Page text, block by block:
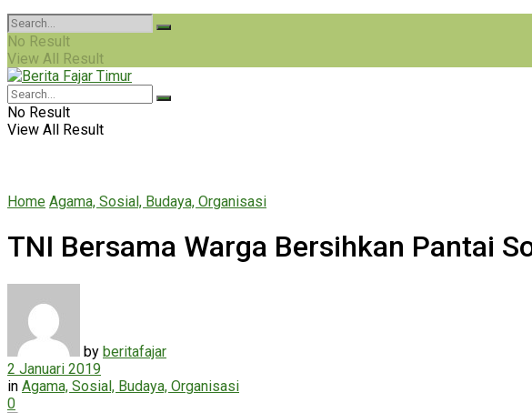
No Result
View All Result
No Result
View All Result
Home Agama, Sosial, Budaya, Organisasi
TNI Bersama Warga Bersihkan Pantai
by beritafajar
2 Januari 2019
in Agama, Sosial, Budaya, Organisasi
0